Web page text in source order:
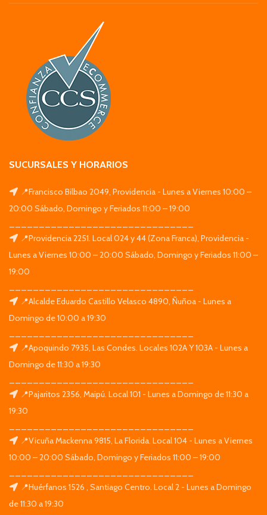
SUCURSALES Y HORARIOS
📍Francisco Bilbao 2049, Providencia - Lunes a Viernes 10:00 –
20:00 Sábado, Domingo y Feriados 11:00 – 19:00
📍Providencia 2251. Local 024 y 44 (Zona Franca), Providencia -
Lunes a Viernes 10:00 – 20:00 Sábado, Domingo y Feriados 11:00 –
19:00
📍Alcalde Eduardo Castillo Velasco 4890, Ñuñoa - Lunes a
Domingo de 10:00 a 19:30
📍Apoquindo 7935, Las Condes. Locales 102A Y 103A - Lunes a
Domingo de 11:30 a 19:30
📍Pajaritos 2356, Maipú. Local 101 - Lunes a Domingo de 11:30 a
19:30
📍Vicuña Mackenna 9815, La Florida. Local 104 - Lunes a Viernes
10:00 – 20:00 Sábado, Domingo y Feriados 11:00 – 19:00
📍Huérfanos 1526 , Santiago Centro. Local 2 - Lunes a Domingo
de 11:30 a 19:30